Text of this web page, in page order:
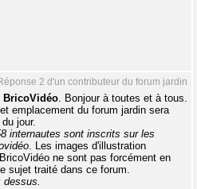
2 d'un contributeur du forum jardin
BricoVidéo. Bonjour à toutes et à tous.
emplacement du forum jardin sera
jour.
internautes sont inscrits sur les
. Les images d'illustration
ne sont pas forcément en
sujet traité dans ce forum.
dessus.